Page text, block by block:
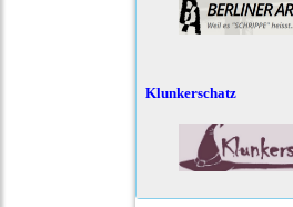
Klunkerschatz